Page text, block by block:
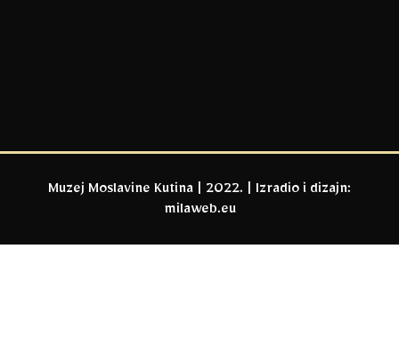
Muzej Moslavine Kutina | 2022. | Izradio i dizajn:
milaweb.eu